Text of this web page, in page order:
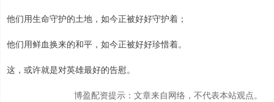
他们用生命守护的土地，如今正被好好守护着；
他们用鲜血换来的和平，如今正被好好珍惜着。
这，或许就是对英雄最好的告慰。
博盈配资提示：文章来自网络，不代表本站观点。